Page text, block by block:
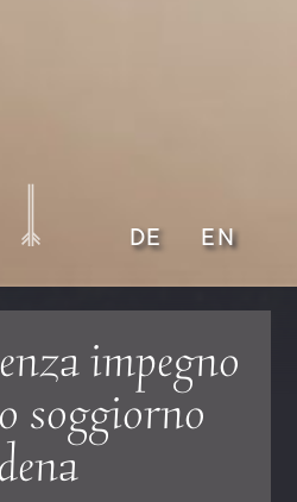
DE EN
impegno
soggiorno